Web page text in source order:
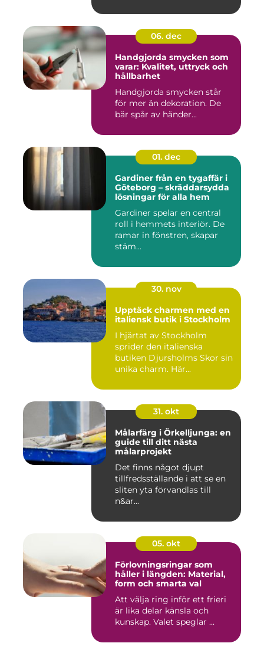
06. dec
Handgjorda smycken som
varar: Kvalitet, uttryck och
hållbarhet
Handgjorda smycken står
för mer än dekoration. De
bär spår av händer...
01. dec
Gardiner från en tygaffär i
Göteborg – skräddarsydda
lösningar för alla hem
Gardiner spelar en central
roll i hemmets interiör. De
ramar in fönstren, skapar
stäm...
30. nov
Upptäck charmen med en
italiensk butik i Stockholm
I hjärtat av Stockholm
sprider den italienska
butiken Djursholms Skor sin
unika charm. Här...
31. okt
Målarfärg i Örkelljunga: en
guide till ditt nästa
målarprojekt
Det finns något djupt
tillfredsställande i att se en
sliten yta förvandlas till
n&ar...
05. okt
Förlovningsringar som
håller i längden: Material,
form och smarta val
Att välja ring inför ett frieri
är lika delar känsla och
kunskap. Valet speglar ...